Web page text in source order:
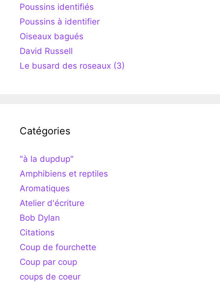
Poussins identifiés
Poussins à identifier
Oiseaux bagués
David Russell
Le busard des roseaux (3)
Catégories
"à la dupdup"
Amphibiens et reptiles
Aromatiques
Atelier d'écriture
Bob Dylan
Citations
Coup de fourchette
Coup par coup
coups de coeur